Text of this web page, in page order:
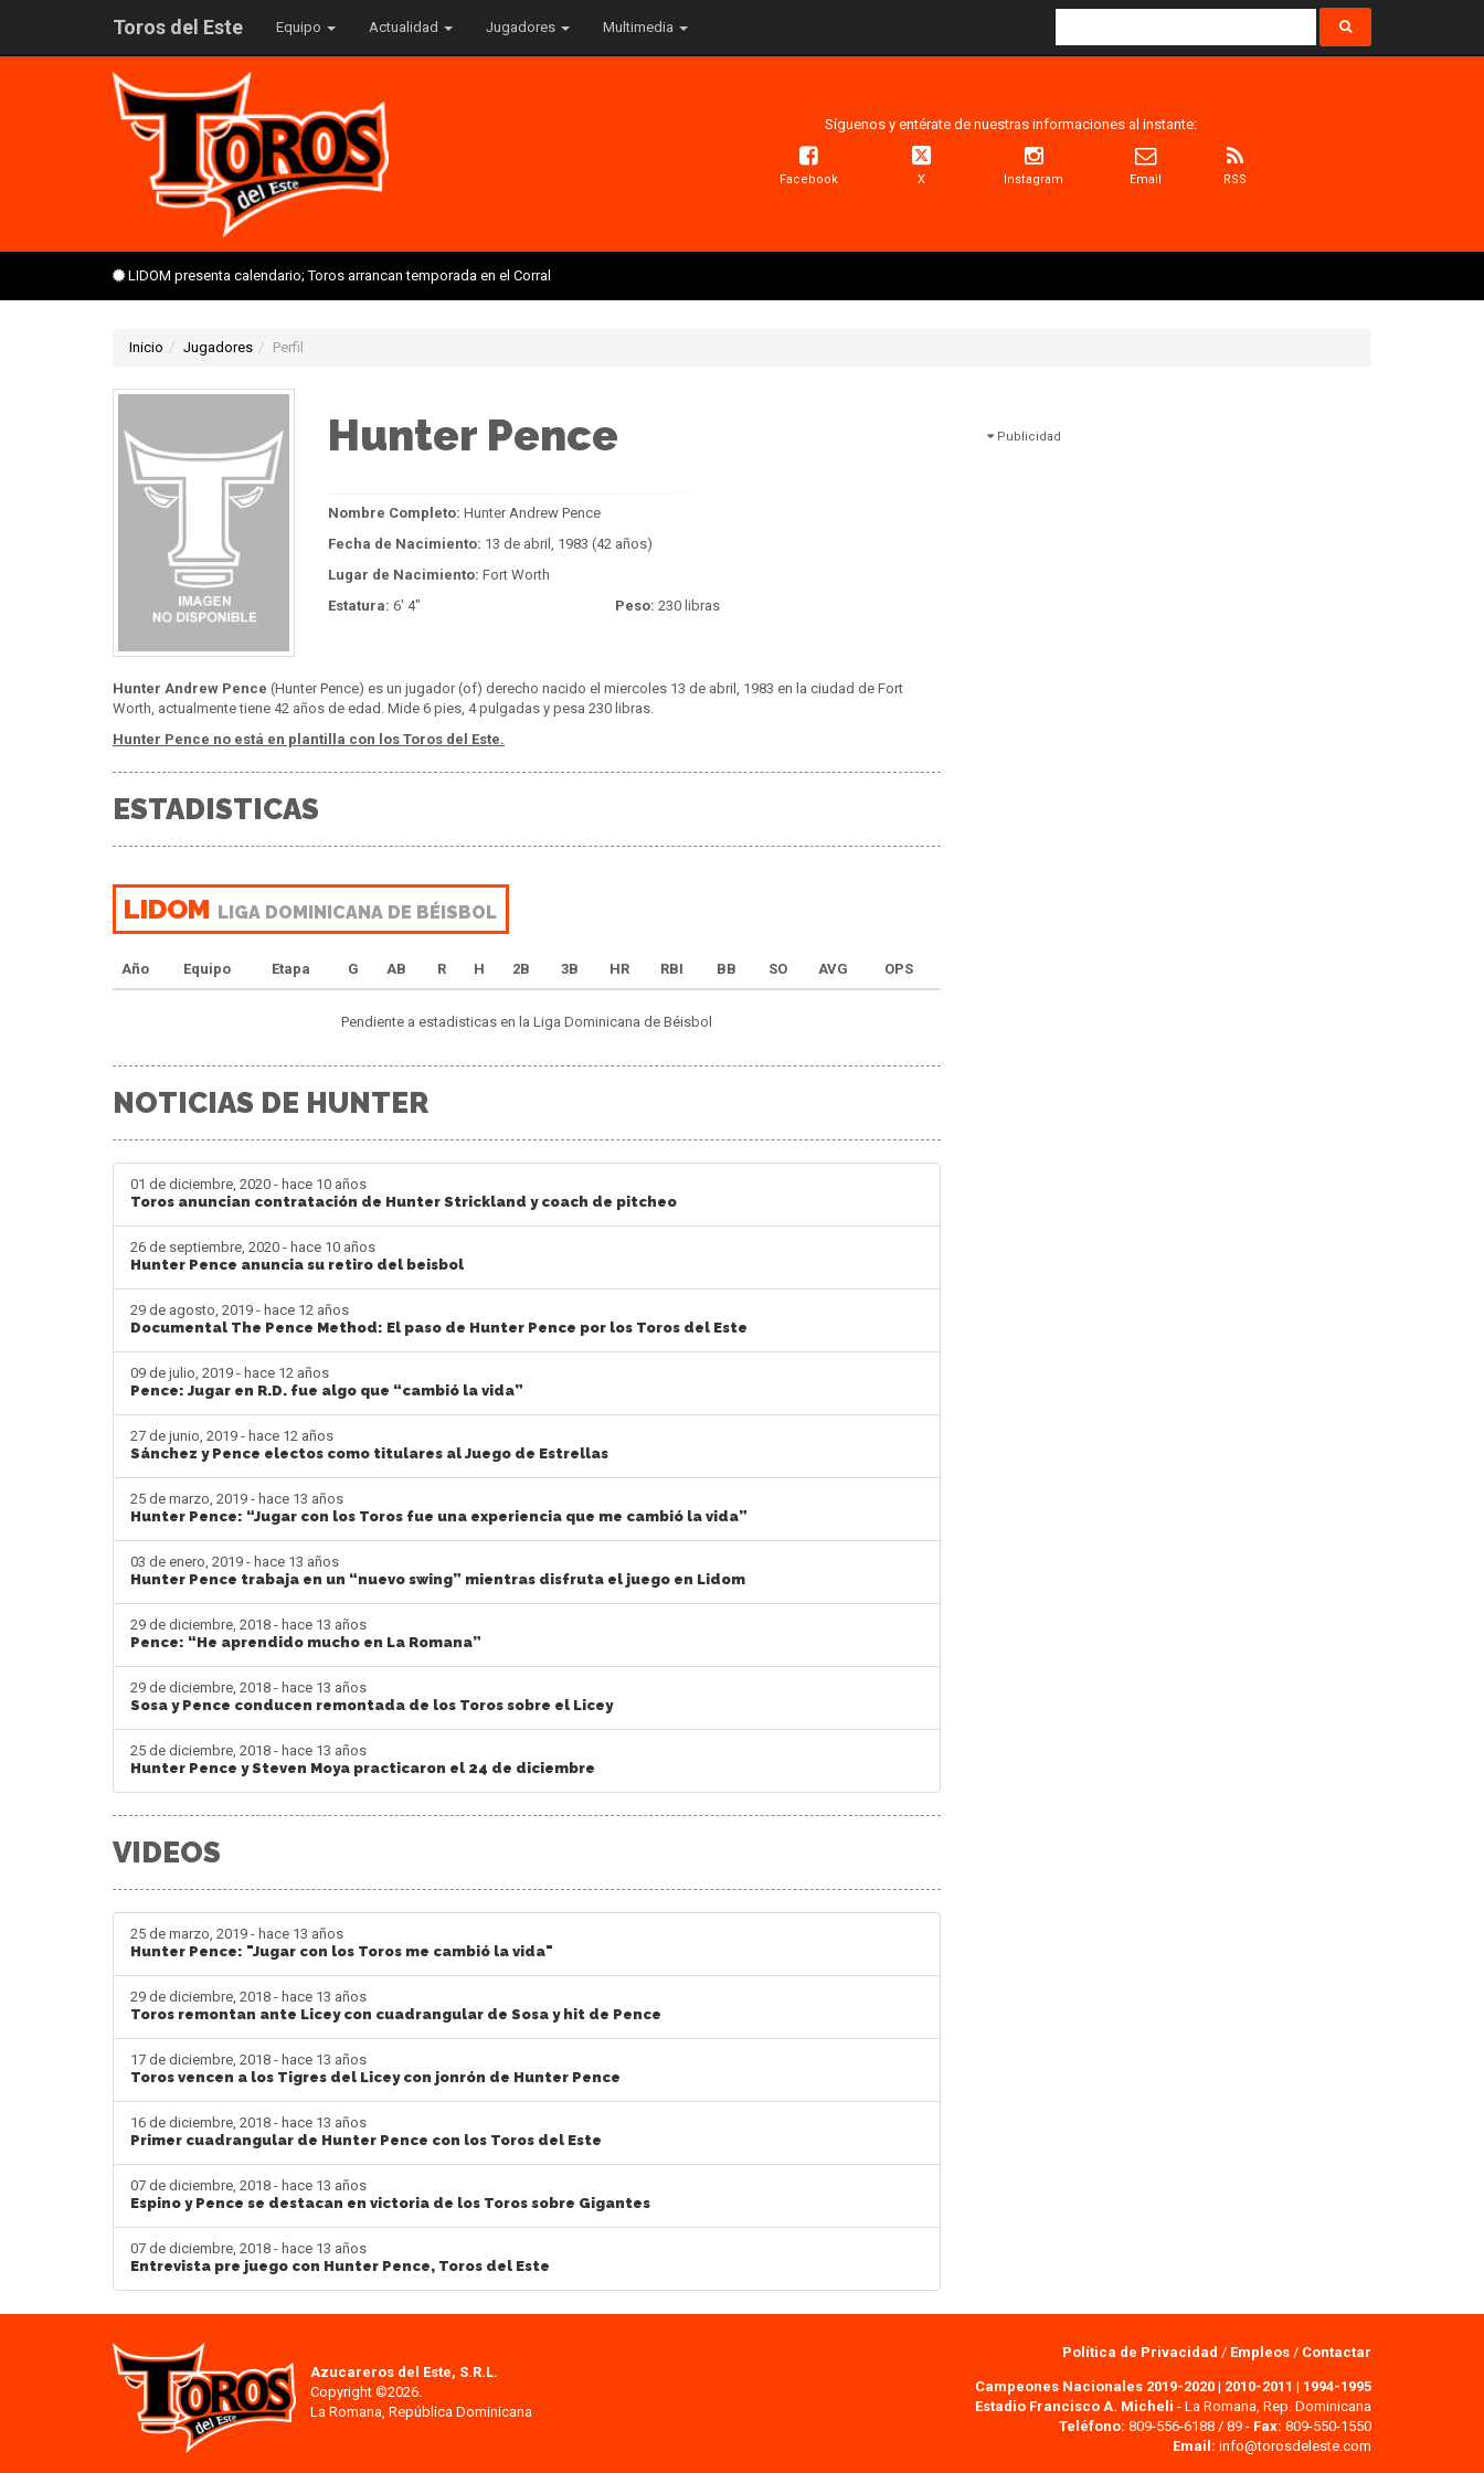
Toros del Este Equipo Actualidad Jugadores Multimedia
Síguenos y entérate de nuestras informaciones al instante:
Facebook X Instagram Email RSS
LIDOM presenta calendario; Toros arrancan temporada en el Corral
Inicio Jugadores Perfil
Hunter Pence
Nombre Completo: Hunter Andrew Pence
Fecha de Nacimiento: 13 de abril, 1983 (42 años)
Lugar de Nacimiento: Fort Worth
Estatura: 6' 4" Peso: 230 libras
Hunter Andrew Pence (Hunter Pence) es un jugador (of) derecho nacido el miercoles 13 de abril, 1983 en la ciudad de Fort
Worth, actualmente tiene 42 años de edad. Mide 6 pies, 4 pulgadas y pesa 230 libras.
Hunter Pence no está en plantilla con los Toros del Este.
ESTADISTICAS
LIDOM LIGA DOMINICANA DE BÉISBOL
Año Equipo Etapa G AB R H 2B 3B HR RBI BB SO AVG OPS
Pendiente a estadisticas en la Liga Dominicana de Béisbol
NOTICIAS DE HUNTER
01 de diciembre, 2020 - hace 10 años
Toros anuncian contratación de Hunter Strickland y coach de pitcheo
26 de septiembre, 2020 - hace 10 años
Hunter Pence anuncia su retiro del beisbol
29 de agosto, 2019 - hace 12 años
Documental The Pence Method: El paso de Hunter Pence por los Toros del Este
09 de julio, 2019 - hace 12 años
Pence: Jugar en R.D. fue algo que “cambió la vida”
27 de junio, 2019 - hace 12 años
Sánchez y Pence electos como titulares al Juego de Estrellas
25 de marzo, 2019 - hace 13 años
Hunter Pence: “Jugar con los Toros fue una experiencia que me cambió la vida”
03 de enero, 2019 - hace 13 años
Hunter Pence trabaja en un “nuevo swing” mientras disfruta el juego en Lidom
29 de diciembre, 2018 - hace 13 años
Pence: “He aprendido mucho en La Romana”
29 de diciembre, 2018 - hace 13 años
Sosa y Pence conducen remontada de los Toros sobre el Licey
25 de diciembre, 2018 - hace 13 años
Hunter Pence y Steven Moya practicaron el 24 de diciembre
VIDEOS
25 de marzo, 2019 - hace 13 años
Hunter Pence: "Jugar con los Toros me cambió la vida"
29 de diciembre, 2018 - hace 13 años
Toros remontan ante Licey con cuadrangular de Sosa y hit de Pence
17 de diciembre, 2018 - hace 13 años
Toros vencen a los Tigres del Licey con jonrón de Hunter Pence
16 de diciembre, 2018 - hace 13 años
Primer cuadrangular de Hunter Pence con los Toros del Este
07 de diciembre, 2018 - hace 13 años
Espino y Pence se destacan en victoria de los Toros sobre Gigantes
07 de diciembre, 2018 - hace 13 años
Entrevista pre juego con Hunter Pence, Toros del Este
Publicidad
Azucareros del Este, S.R.L.
Copyright ©2026.
La Romana, República Dominicana
Política de Privacidad / Empleos / Contactar
Campeones Nacionales 2019-2020 | 2010-2011 | 1994-1995
Estadio Francisco A. Micheli - La Romana, Rep. Dominicana
Teléfono: 809-556-6188 / 89 - Fax: 809-550-1550
Email: info@torosdeleste.com